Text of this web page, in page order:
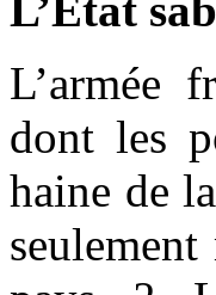
L’armée
dont les
haine de